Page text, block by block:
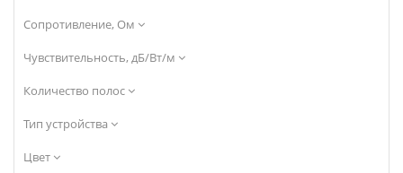
Сопротивление, Ом
Чувствительность, дБ/Вт/м
Количество полос
Тип устройства
Цвет